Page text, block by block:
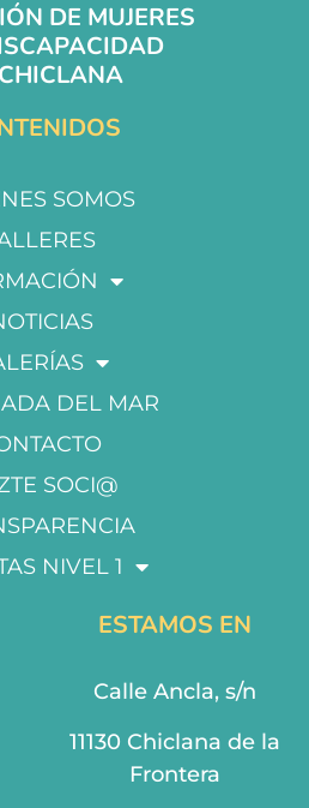
DE MUJERES
SOMOS
DEL MAR
SOCI@
NIVEL 1
ESTAMOS EN
Calle Ancla, s/n
11130 Chiclana de la
Frontera